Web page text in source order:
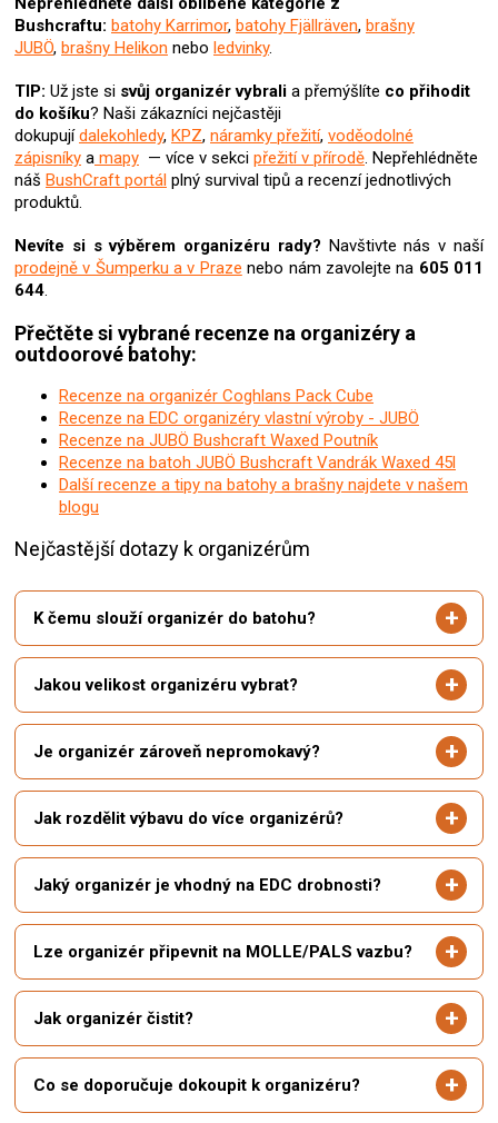
p
i
s
Bushcraftu: batohy Karrimor, batohy Fjällräven, brašny
JUBÖ, brašny Helikon nebo ledvinky.
TIP: Už jste si svůj organizérvybrali a přemýšlíte co přihodit
do košíku? Naši zákazníci nejčastěji
dokupujídalekohledy, KPZ, náramky přežití, voděodolné
zápisníky a mapy — více v sekci přežití v přírodě. Nepřehlédněte
náš BushCraft portál plný survival tipů a recenzí jednotlivých
produktů.
Nevíte si s výběrem organizéru rady? Navštivte nás v naší
prodejně v Šumperku a v Praze nebo nám zavolejte na 605 011
644.
Přečtěte si vybrané recenze na organizéry a
outdoorové batohy:
Recenze na organizér Coghlans Pack Cube
Recenze na EDC organizéry vlastní výroby - JUBÖ
Recenze na JUBÖ Bushcraft Waxed Poutník
Recenze na batoh JUBÖ Bushcraft Vandrák Waxed 45l
Další recenze a tipy na batohy a brašny najdete v našem
blogu
Nejčastější dotazy k organizérům
K čemu slouží organizér do batohu?
Jakou velikost organizéru vybrat?
Je organizér zároveň nepromokavý?
Jak rozdělit výbavu do více organizérů?
Jaký organizér je vhodný na EDC drobnosti?
Lze organizér připevnit na MOLLE/PALS vazbu?
Jak organizér čistit?
Co se doporučuje dokoupit k organizéru?